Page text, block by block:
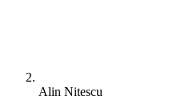
Alin Nitescu